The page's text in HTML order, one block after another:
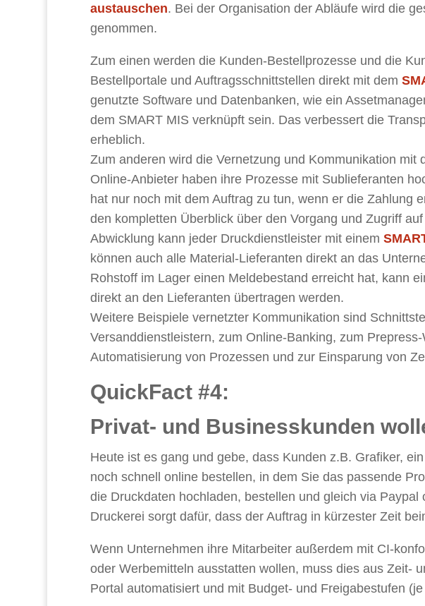
austauschen. Bei der Organisation der Abläufe wird die
genommen.
Zum einen werden die Kunden-Bestellprozesse und die
Bestellportale und Auftragsschnittstellen direkt mit dem
genutzte Software und Datenbanken, wie ein
dem SMART MIS verknüpft sein. Das verbessert die
erheblich.
Zum anderen wird die Vernetzung und Kommunikation mit
Online-Anbieter haben ihre Prozesse mit Sublieferanten
hat nur noch mit dem Auftrag zu tun, wenn er die Zahlung
den kompletten Überblick über den Vorgang und Zugriff
Abwicklung kann jeder Druckdienstleister mit einem
können auch alle Material-Lieferanten direkt an das
Rohstoff im Lager einen Meldebestand erreicht hat, kann
direkt an den Lieferanten übertragen werden.
Weitere Beispiele vernetzter Kommunikation sind
Versanddienstleistern, zum Online-Banking, zum
Automatisierung von Prozessen und zur Einsparung von
QuickFact #4:
Privat- und Businesskunden
Heute ist es gang und gebe, dass Kunden z.B. Grafiker,
noch schnell online bestellen, in dem Sie das passende
die Druckdaten hochladen, bestellen und gleich via
Druckerei sorgt dafür, dass der Auftrag in kürzester Zeit
Wenn Unternehmen ihre Mitarbeiter außerdem mit CI-
oder Werbemitteln ausstatten wollen, muss dies aus Zeit-
Portal automatisiert und mit Budget- und Freigabestufen